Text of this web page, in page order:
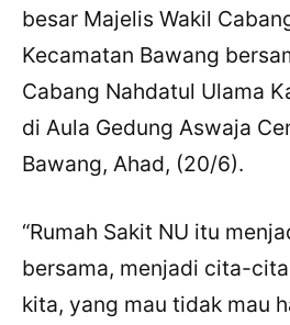
besar Majelis Wakil
Kecamatan Bawang
Cabang Nahdatul Ulama
di Aula Gedung Aswaja
Bawang, Ahad, (20/6).
“Rumah Sakit NU itu
bersama, menjadi cita-
kita, yang mau tidak mau